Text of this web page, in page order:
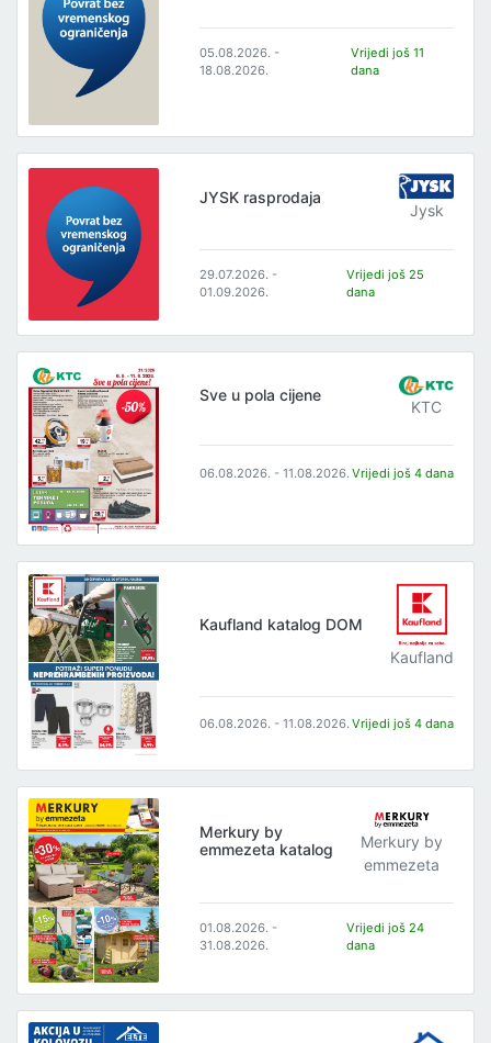
05.08.2026. -
18.08.2026.
Vrijedi još 11
dana
JYSK rasprodaja
Jysk
29.07.2026. -
01.09.2026.
Vrijedi još 25
dana
Sve u pola cijene
KTC
06.08.2026. - 11.08.2026. Vrijedi još 4 dana
Kaufland katalog DOM
Kaufland
06.08.2026. - 11.08.2026. Vrijedi još 4 dana
Merkury by
emmezeta katalog
Merkury by
emmezeta
01.08.2026. -
31.08.2026.
Vrijedi još 24
dana